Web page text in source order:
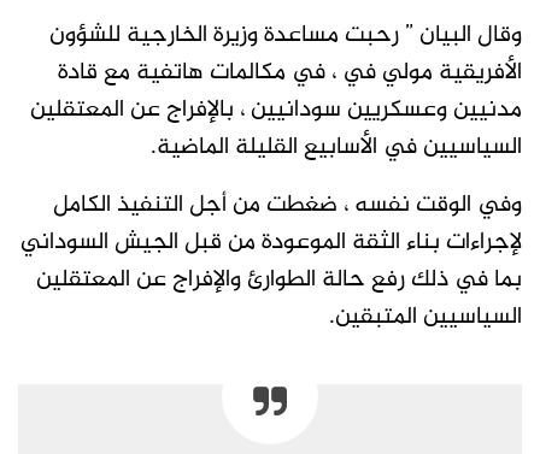
وقال البيان ” رحبت مساعدة وزيرة الخارجية للشؤون
الأفريقية مولي في ، في مكالمات هاتفية مع قادة
مدنيين وعسكريين سودانيين ، بالإفراج عن المعتقلين
السياسيين في الأسابيع القليلة الماضية.
وفي الوقت نفسه ، ضغطت من أجل التنفيذ الكامل
لإجراءات بناء الثقة الموعودة من قبل الجيش السوداني
بما في ذلك رفع حالة الطوارئ والإفراج عن المعتقلين
السياسيين المتبقين.